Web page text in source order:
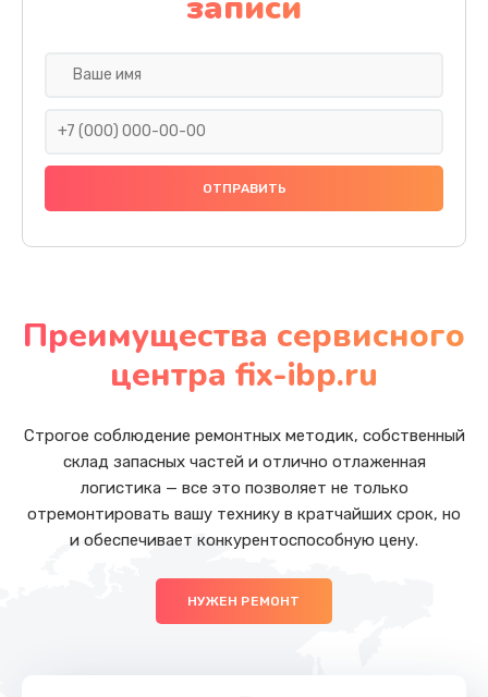
Преимущества сервисного
центра fix-ibp.ru
Строгое соблюдение ремонтных методик, собственный
склад запасных частей и отлично отлаженная
логистика — все это позволяет не только
отремонтировать вашу технику в кратчайших срок, но
и обеспечивает конкурентоспособную цену.
НУЖЕН РЕМОНТ